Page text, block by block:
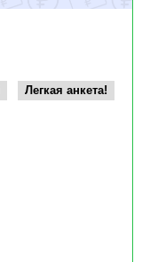
Легкая анкета!